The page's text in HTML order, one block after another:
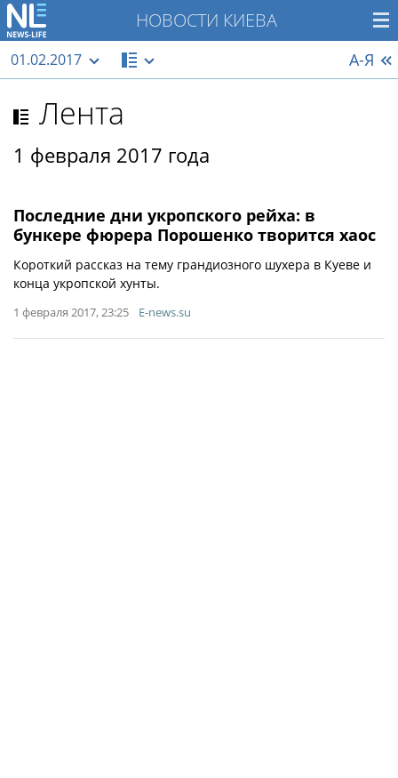
НОВОСТИ КИЕВА
01.02.2017 А-Я
Лента
1 февраля 2017 года
Последние дни укропского рейха: в
бункере фюрера Порошенко творится хаос
Короткий рассказ на тему грандиозного шухера в Куеве и
конца укропской хунты.
1 февраля 2017, 23:25 E-news.su